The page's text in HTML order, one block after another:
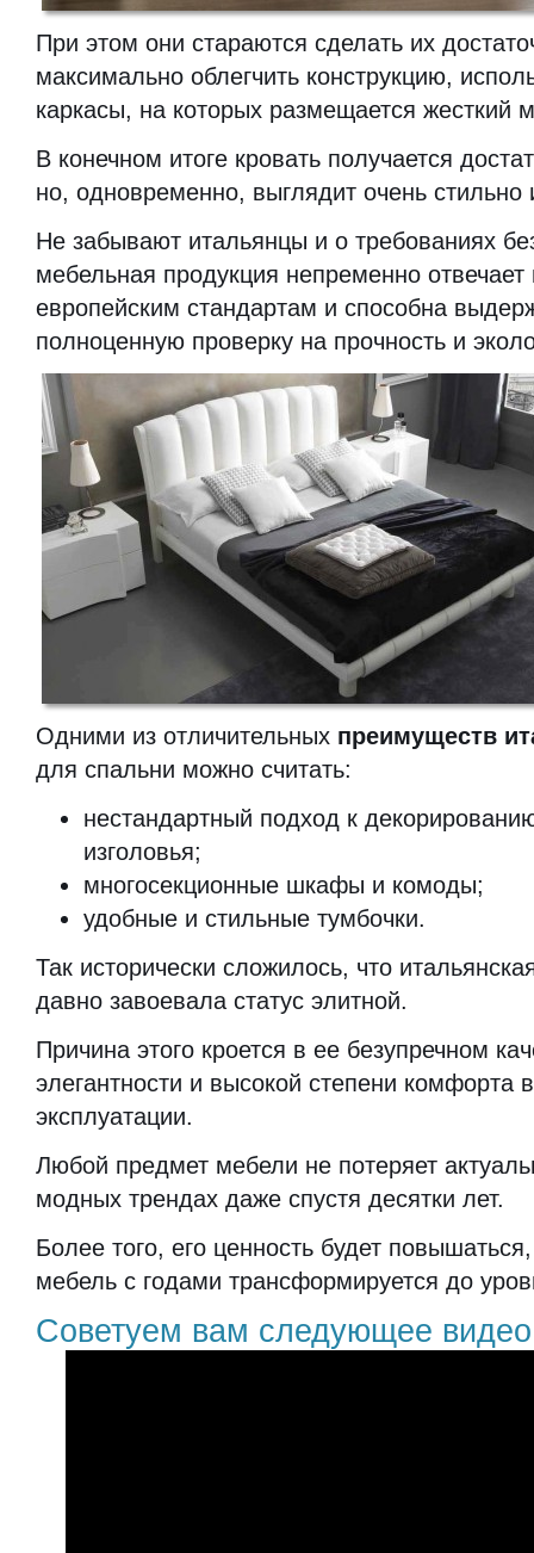
При этом они стараются сделать их
максимально облегчить конструкцию,
каркасы, на которых размещается жесткий
В конечном итоге кровать получается
но, одновременно, выглядит очень стильно
Не забывают итальянцы и о требованиях
мебельная продукция непременно
европейским стандартам и способна
полноценную проверку на прочность и
Одними из отличительных преимуществ
для спальни можно считать:
нестандартный подход к
изголовья;
многосекционные шкафы и комоды;
удобные и стильные тумбочки.
Так исторически сложилось, что
давно завоевала статус элитной.
Причина этого кроется в ее безупречном
элегантности и высокой степени комфорта
эксплуатации.
Любой предмет мебели не потеряет
модных трендах даже спустя десятки лет.
Более того, его ценность будет
мебель с годами трансформируется до
Советуем вам следующее видео